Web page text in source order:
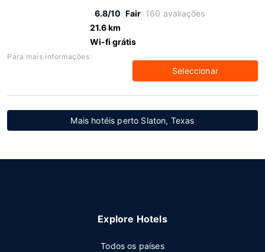
6.8/10 Fair 160 avaliações
21.6 km
Wi-fi grátis
Para mais informações:
Seleccionar
Mais hotéis perto Slaton, Texas
Explore Hotels
Todos os países